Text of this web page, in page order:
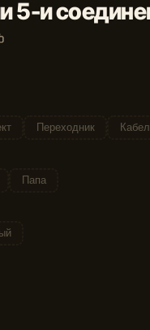
5-и
Переходник
Папа